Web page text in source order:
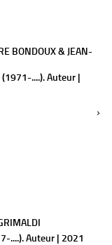
BONDOUX & JEAN-
....). Auteur |
....). Auteur | 2021